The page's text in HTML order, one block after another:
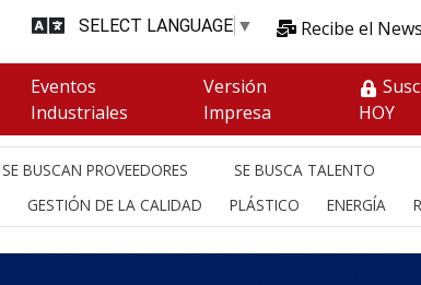
SELECT LANGUAGE ▼ Recibe el
Eventos
Industriales
Versión
Impresa
HOY
SE BUSCAN PROVEEDORES
SE BUSCA TALENTO
GESTIÓN DE LA CALIDAD PLÁSTICO ENERGÍA